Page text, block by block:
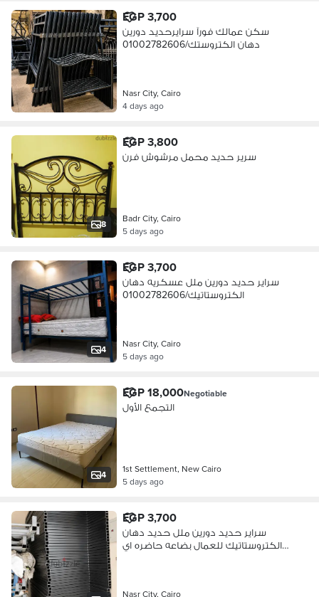
EGP 3,700
سكن عمالك فورآ سرايرحديد دورين
دهان الكتروستك/01002782606
Nasr City, Cairo
4 days ago
8
EGP 3,800
سرير حديد محمل مرشوش فرن
Badr City, Cairo
5 days ago
4
EGP 3,700
سراير حديد دورين ملل عسكريه دهان
الكتروستاتيك/01002782606
Nasr City, Cairo
5 days ago
4
EGP 18,000Negotiable
التجمع الأول
1st Settlement, New Cairo
5 days ago
EGP 3,700
سراير حديد دورين ملل حديد دهان
الكتروستاتيك للعمال بضاعه حاضره اي
Nasr City, Cairo